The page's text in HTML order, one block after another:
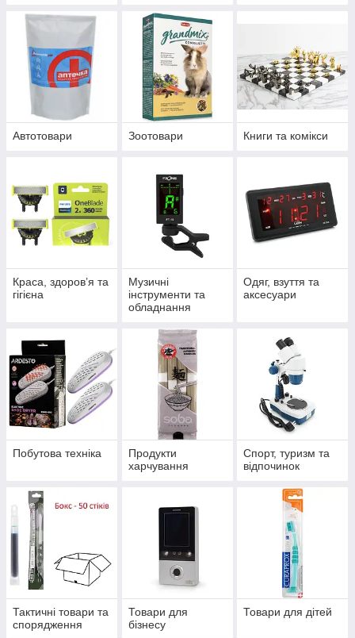
Автотовари Зоотовари Книги та комікси
Краса, здоров’я та
гігієна
Музичні
інструменти та
обладнання
Одяг, взуття та
аксесуари
Побутова техніка
Продукти
харчування
Спорт, туризм та
відпочинок
Тактичні товари та
спорядження
Товари для
бізнесу
Товари для дітей